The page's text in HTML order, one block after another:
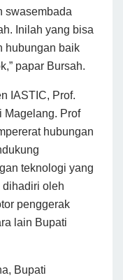
swasembada
Inilah yang bisa
hubungan baik
papar Bursah.
IASTIC, Prof.
Magelang. Prof
hubungan
teknologi yang
oleh
penggerak
lain Bupati
Bupati